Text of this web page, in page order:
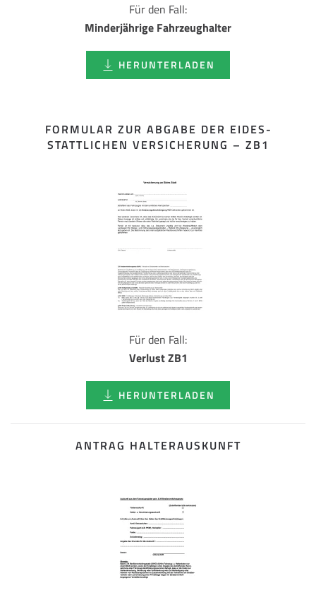
Für den Fall:
Minderjährige Fahrzeughalter
HERUNTERLADEN
FORMULAR ZUR ABGABE DER EIDES­
STATTLICHEN VERSICHERUNG – ZB1
Für den Fall:
Verlust ZB1
HERUNTERLADEN
ANTRAG HALTERAUSKUNFT